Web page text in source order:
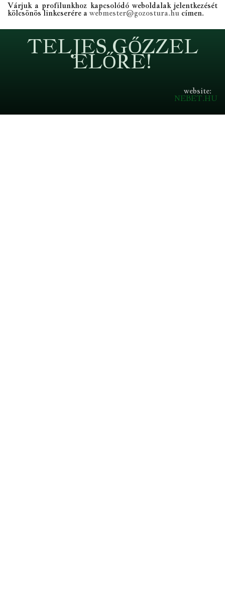
Várjuk a profilunkhoz kapcsolódó weboldalak jelentkezését
kölcsönös linkcserére a webmester@gozostura.hu címen.
TELJES GŐZZEL
ELŐRE!
website:
NEBET.HU